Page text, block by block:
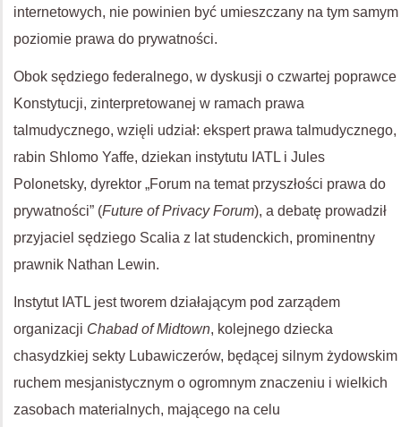
internetowych, nie powinien być umieszczany na tym samym
poziomie prawa do prywatności.
Obok sędziego federalnego, w dyskusji o czwartej poprawce
Konstytucji, zinterpretowanej w ramach prawa
talmudycznego, wzięli udział: ekspert prawa talmudycznego,
rabin Shlomo Yaffe, dziekan instytutu IATL i Jules
Polonetsky, dyrektor „Forum na temat przyszłości prawa do
prywatności” (Future of Privacy Forum), a debatę prowadził
przyjaciel sędziego Scalia z lat studenckich, prominentny
prawnik Nathan Lewin.
Instytut IATL jest tworem działającym pod zarządem
organizacji Chabad of Midtown, kolejnego dziecka
chasydzkiej sekty Lubawiczerów, będącej silnym żydowskim
ruchem mesjanistycznym o ogromnym znaczeniu i wielkich
zasobach materialnych, mającego na celu